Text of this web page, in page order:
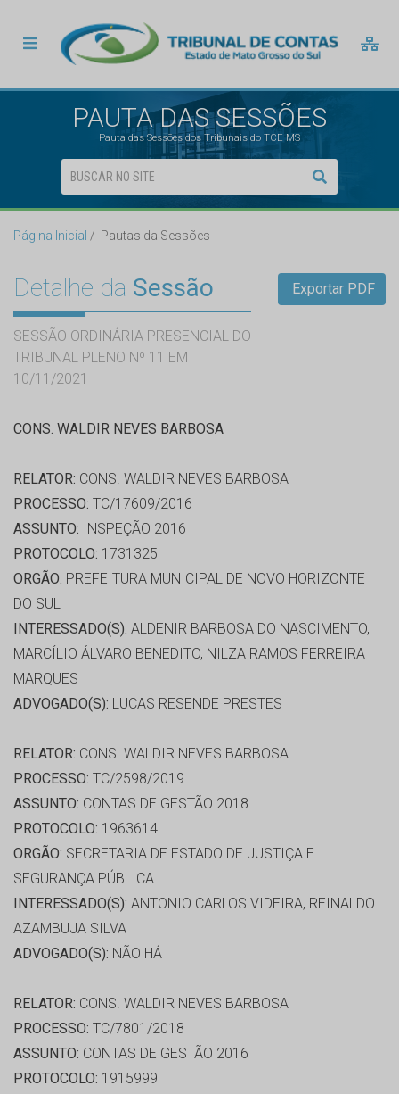
PAUTA DAS SESSÕES
Pauta das Sessões dos Tribunais do TCE MS
Página Inicial Pautas da Sessões
Detalhe da Sessão
SESSÃO ORDINÁRIA PRESENCIAL DO
TRIBUNAL PLENO Nº 11 EM
10/11/2021
Exportar PDF
CONS. WALDIR NEVES BARBOSA
RELATOR: CONS. WALDIR NEVES BARBOSA
PROCESSO: TC/17609/2016
ASSUNTO: INSPEÇÃO 2016
PROTOCOLO: 1731325
ORGÃO: PREFEITURA MUNICIPAL DE NOVO HORIZONTE
DO SUL
INTERESSADO(S): ALDENIR BARBOSA DO NASCIMENTO,
MARCÍLIO ÁLVARO BENEDITO, NILZA RAMOS FERREIRA
MARQUES
ADVOGADO(S): LUCAS RESENDE PRESTES
RELATOR: CONS. WALDIR NEVES BARBOSA
PROCESSO: TC/2598/2019
ASSUNTO: CONTAS DE GESTÃO 2018
PROTOCOLO: 1963614
ORGÃO: SECRETARIA DE ESTADO DE JUSTIÇA E
SEGURANÇA PÚBLICA
INTERESSADO(S): ANTONIO CARLOS VIDEIRA, REINALDO
AZAMBUJA SILVA
ADVOGADO(S): NÃO HÁ
RELATOR: CONS. WALDIR NEVES BARBOSA
PROCESSO: TC/7801/2018
ASSUNTO: CONTAS DE GESTÃO 2016
PROTOCOLO: 1915999